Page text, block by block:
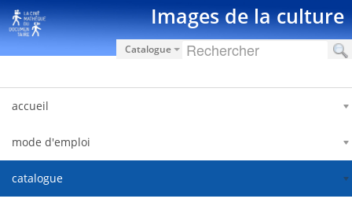
Saltar al contenido Images de la culture
Catalogue
accueil
mode d'emploi
catalogue